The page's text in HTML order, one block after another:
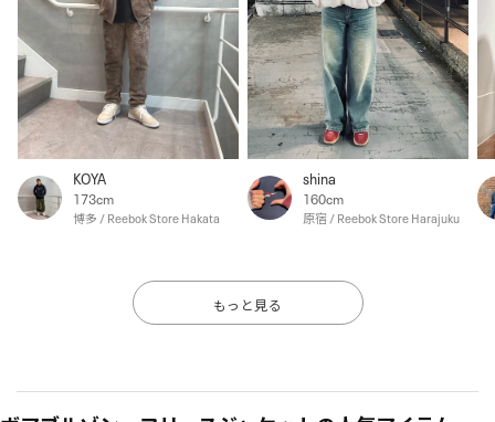
KOYA
173cm
博多 / Reebok Store Hakata
shina
160cm
原宿 / Reebok Store Harajuku
もっと見る